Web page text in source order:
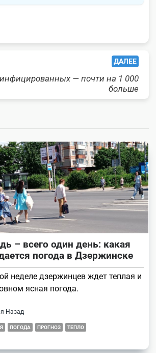
ДАЛЕЕ
— почти на 1 000
больше
– всего один день: какая
погода в Дзержинске
неделе дзержинцев ждет теплая и
ясная погода.
Назад
ПОГОДА ПРОГНОЗ ТЕПЛО